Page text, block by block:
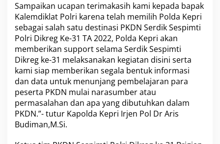
T
a
2
0
2
2
Sampaikan ucapan terimakasih kami kepada bapak
Kalemdiklat Polri karena telah memilih Polda Kepri
sebagai salah satu destinasi PKDN Serdik Sespimti
Polri Dikreg Ke-31 TA 2022, Polda Kepri akan
memberikan support selama Serdik Sespimti
Dikreg ke-31 melaksanakan kegiatan disini serta
kami siap memberikan segala bentuk informasi
dan data untuk menunjang pembelajaran para
peserta PKDN mulai narasumber atau
permasalahan dan apa yang dibutuhkan dalam
PKDN.”- tutur Kapolda Kepri Irjen Pol Dr Aris
Budiman,M.Si.